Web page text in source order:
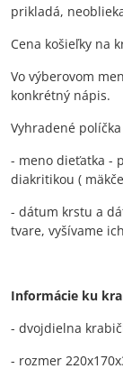
prikladá,
Cena košieľky na
Vo výberovom
konkrétný nápis.
Vyhradené
- meno dieťatka -
diakritikou (
- dátum krstu a
tvare, vyšívame
Informácie ku
- dvojdielna
- rozmer